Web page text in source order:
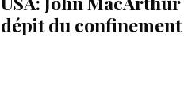
dépit du confinement